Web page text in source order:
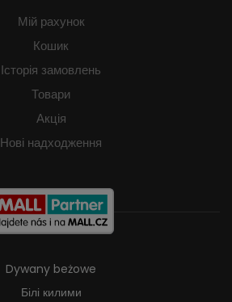
Мій рахунок
Кошик
Історія замовлень
Товари
Акція
Нові надходження
Dywany beżowe
Білі килими